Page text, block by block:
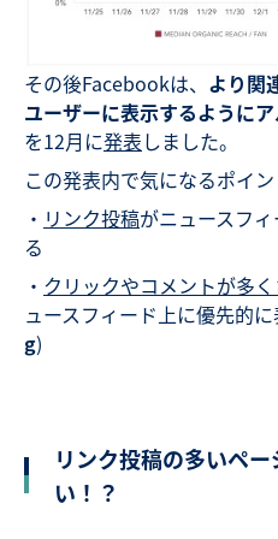
その後Facebookは、 より関
ユーザーに表示するように
を12月に発表しました。
この発表内で気になるポイン
・ リンク投稿がニュースフ
る
・ クリックやコメントが多
ュースフィード上に優先的
g)
リンク投稿の多いペ
い！？